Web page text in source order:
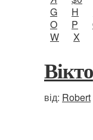
G
H
O
P
W
X
від: Robert